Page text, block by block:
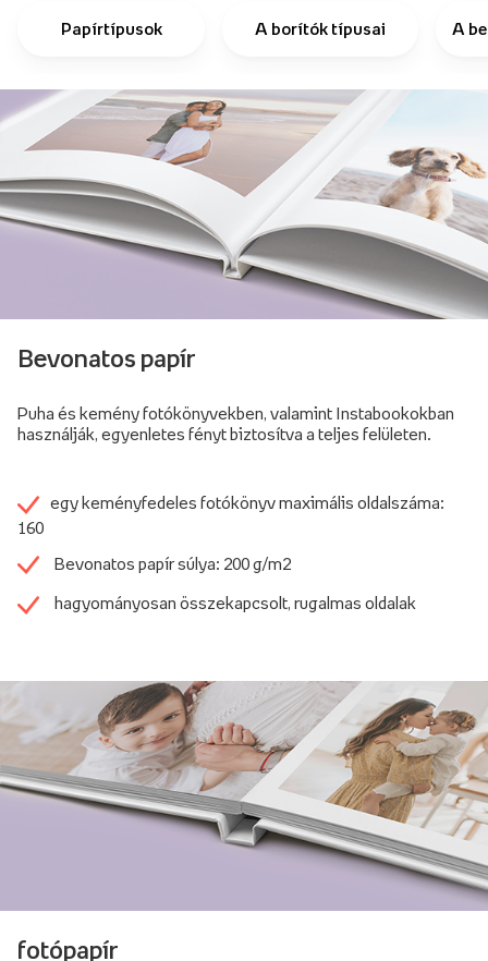
Papírtípusok A borítók típusai A
Bevonatos papír
Puha és kemény fotókönyvekben, valamint Instabookokban
használják, egyenletes fényt biztosítva a teljes felületen.
egy keményfedeles fotókönyv maximális oldalszáma:
160
Bevonatos papír súlya: 200 g/m2
hagyományosan összekapcsolt, rugalmas oldalak
fotópapír